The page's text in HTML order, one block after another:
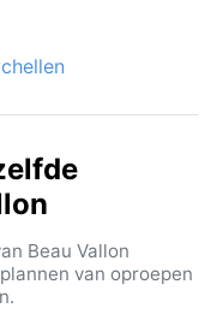
Hoewel
kunnen er in
passeren,
Vallon een veilige
zomermaanden
Beau Vallon
van oproepen